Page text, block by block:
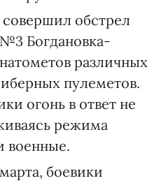
обстрел
№3 Богдановка-
различных
пулеметов.
огонь в ответ не
режима
военные.
боевики